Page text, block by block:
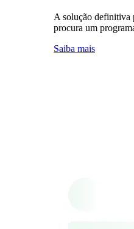
A solução definitiva
procura um
Saiba mais